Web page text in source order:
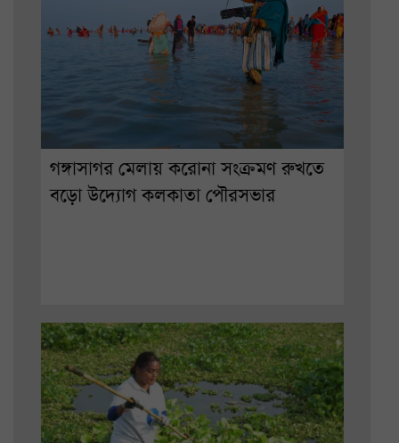
গঙ্গাসাগর মেলায় করোনা সংক্রমণ রুখতে
বড়ো উদ্যোগ কলকাতা পৌরসভার